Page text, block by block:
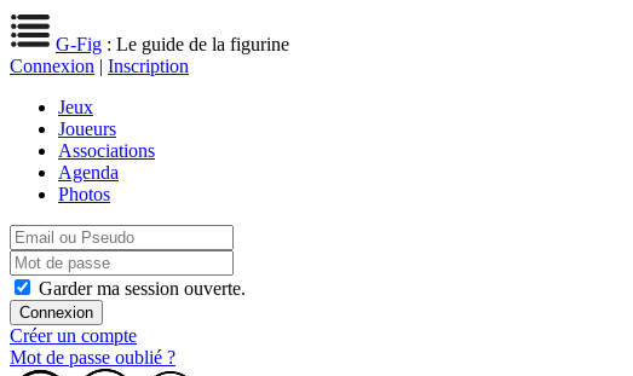
G-Fig : Le guide de la figurine
Connexion | Inscription
Jeux
Joueurs
Associations
Agenda
Photos
Garder ma session ouverte.
Créer un compte
Mot de passe oublié ?